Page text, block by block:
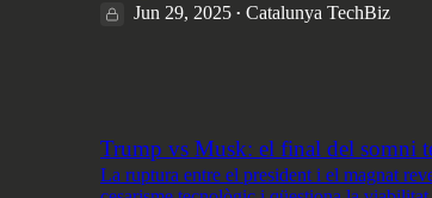
Jun 29, 2025 • Catalunya TechBiz
Trump vs Musk: el final del somni
La ruptura entre el president i el magnat